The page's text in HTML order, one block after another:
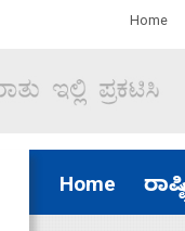
Home
Home